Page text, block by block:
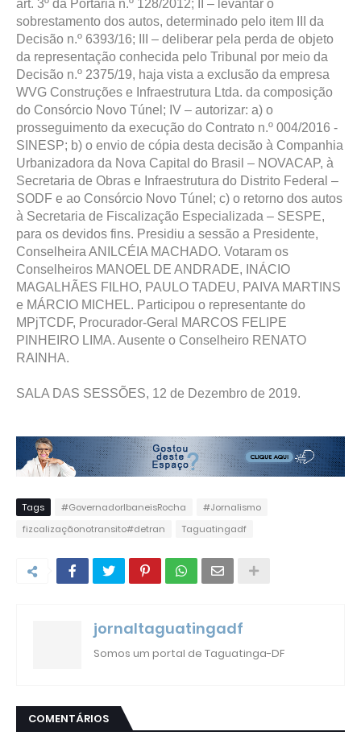
art. 3º da Portaria n.º 128/2012; II – levantar o
sobrestamento dos autos, determinado pelo item III da
Decisão n.º 6393/16; III – deliberar pela perda de objeto
da representação conhecida pelo Tribunal por meio da
Decisão n.º 2375/19, haja vista a exclusão da empresa
WVG Construções e Infraestrutura Ltda. da composição
do Consórcio Novo Túnel; IV – autorizar: a) o
prosseguimento da execução do Contrato n.º 004/2016 -
SINESP; b) o envio de cópia desta decisão à Companhia
Urbanizadora da Nova Capital do Brasil – NOVACAP, à
Secretaria de Obras e Infraestrutura do Distrito Federal –
SODF e ao Consórcio Novo Túnel; c) o retorno dos autos
à Secretaria de Fiscalização Especializada – SESPE,
para os devidos fins. Presidiu a sessão a Presidente,
Conselheira ANILCÉIA MACHADO. Votaram os
Conselheiros MANOEL DE ANDRADE, INÁCIO
MAGALHÃES FILHO, PAULO TADEU, PAIVA MARTINS
e MÁRCIO MICHEL. Participou o representante do
MPjTCDF, Procurador-Geral MARCOS FELIPE
PINHEIRO LIMA. Ausente o Conselheiro RENATO
RAINHA.
SALA DAS SESSÕES, 12 de Dezembro de 2019.
Tags #GovernadorIbaneisRocha
#Jornalismo
fizcalizaçãonotransito#detran
Taguatingadf
jornaltaguatingadf
Somos um portal de Taguatinga-DF
COMENTÁRIOS